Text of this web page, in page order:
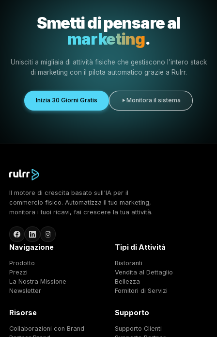
Cosa Cambia
Cosa succede quando i
ristoranti iniziano a usare
un ritmo di crescita più connesso: promozioni più
domanda più costante.
01
Più Clienti Abituali
Riporta gli ospiti con campagne di riattivazione e
fidelizzazione più intelligenti.